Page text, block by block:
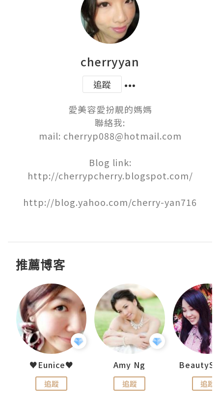
cherryyan
追蹤
愛美容愛扮靚的媽媽
聯絡我:
mail: cherryp088@hotmail.com
Blog link:
http://cherrypcherry.blogspot.com/
http://blog.yahoo.com/cherry-yan716
推薦博客
♥Eunice♥
追蹤
Amy Ng
追蹤 追蹤